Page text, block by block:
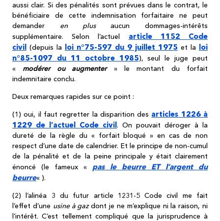
aussi clair. Si des pénalités sont prévues dans le contrat, le
bénéficiaire de cette indemnisation forfaitaire ne peut
demander en plusaucun dommages-intérêts
supplémentaire. Selon l’actuel article 1152 Code
civil (depuis la loi n°75-597 du 9 juillet 1975 et la
loi
n°85-1097 du 11 octobre 1985), seul le juge peut
« modérer ou augmenter» le montant du forfait
indemnitaire conclu.
Deux remarques rapides sur ce point :
(1) oui, il faut regretter la disparition des articles 1226 à
1229 de l’actuel Code civil. On pouvait déroger à la
dureté de la règle du « forfait bloqué » en cas de non
respect d’une date de calendrier. Et le principe de non-cumul
de la pénalité et de la peine principale y était clairement
énoncé (le fameux « pas le beurre ET l’argent du
beurre« ).
(2) l’alinéa 3 du futur article 1231-5 Code civil me fait
l’effet d’une usine à gazdont je ne m’explique ni la raison, ni
l’intérêt. C’est tellement compliqué que la jurisprudence à